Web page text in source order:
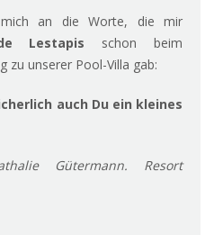
an die Worte, die mir
Lestapis schon beim
zu unserer Pool-Villa gab:
auch Du ein kleines
Gütermann. Resort